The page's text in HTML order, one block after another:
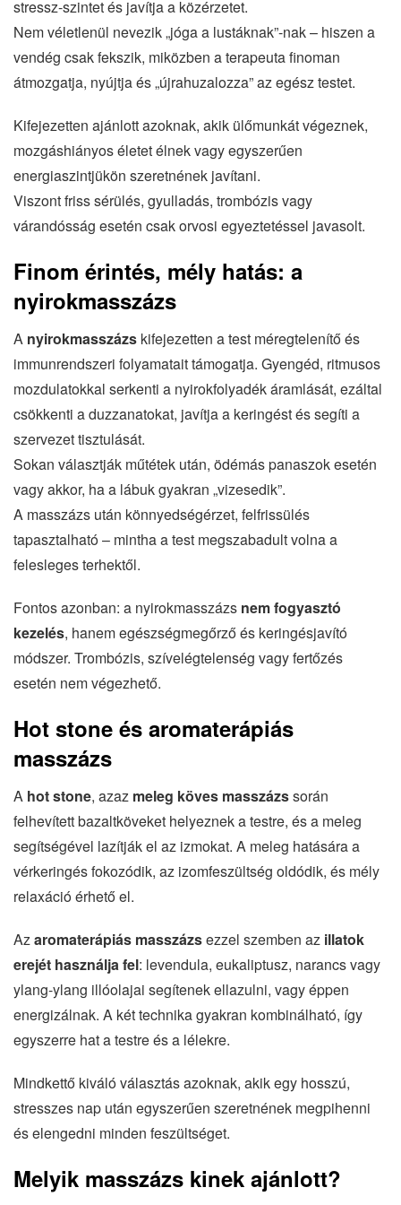
stressz-szintet és javítja a közérzetet.
Nem véletlenül nevezik „jóga a lustáknak”-nak – hiszen a
vendég csak fekszik, miközben a terapeuta finoman
átmozgatja, nyújtja és „újrahuzalozza” az egész testet.
Kifejezetten ajánlott azoknak, akik ülőmunkát végeznek,
mozgáshiányos életet élnek vagy egyszerűen
energiaszintjükön szeretnének javítani.
Viszont friss sérülés, gyulladás, trombózis vagy
várandósság esetén csak orvosi egyeztetéssel javasolt.
Finom érintés, mély hatás: a
nyirokmasszázs
A nyirokmasszázs kifejezetten a test méregtelenítő és
immunrendszeri folyamatait támogatja. Gyengéd, ritmusos
mozdulatokkal serkenti a nyirokfolyadék áramlását, ezáltal
csökkenti a duzzanatokat, javítja a keringést és segíti a
szervezet tisztulását.
Sokan választják műtétek után, ödémás panaszok esetén
vagy akkor, ha a lábuk gyakran „vizesedik”.
A masszázs után könnyedségérzet, felfrissülés
tapasztalható – mintha a test megszabadult volna a
felesleges terhektől.
Fontos azonban: a nyirokmasszázs nem fogyasztó
kezelés, hanem egészségmegőrző és keringésjavító
módszer. Trombózis, szívelégtelenség vagy fertőzés
esetén nem végezhető.
Hot stone és aromaterápiás
masszázs
A hot stone, azaz meleg köves masszázssorán
felhevített bazaltköveket helyeznek a testre, és a meleg
segítségével lazítják el az izmokat. A meleg hatására a
vérkeringés fokozódik, az izomfeszültség oldódik, és mély
relaxáció érhető el.
Azaromaterápiás masszázsezzel szemben az illatok
erejét használja fel: levendula, eukaliptusz, narancs vagy
ylang-ylang illóolajai segítenek ellazulni, vagy éppen
energizálnak. A két technika gyakran kombinálható, így
egyszerre hat a testre és a lélekre.
Mindkettő kiváló választás azoknak, akik egy hosszú,
stresszes nap után egyszerűen szeretnének megpihenni
és elengedni minden feszültséget.
Melyik masszázs kinek ajánlott?